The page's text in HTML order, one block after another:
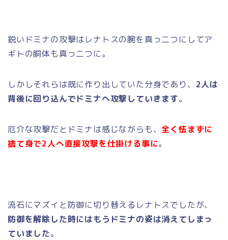
鋭いドミナの攻撃はレナトスの腕を真っ二つにしてア
ギトの胴体も真っ二つに。
しかしそれらは既に作り出していた分身であり、 2人は
背後に回り込んでドミナへ攻撃していきます。
厄介な攻撃だとドミナは感じながらも、全く怯まずに
捨て身で2人へ直接攻撃を仕掛ける事に。
流石にマズイと防御に切り替えるレナトスでしたが、
防御を解除した時にはもうドミナの姿は消えてしまっ
ていました。